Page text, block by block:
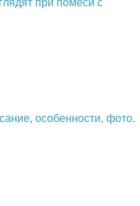
при помеси с
особенности, фото.